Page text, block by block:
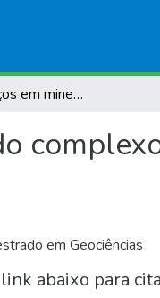
Elementos-traços em minerais do complexo alcalino carbonatítico de Tapira, MG
em Geociências
abaixo para